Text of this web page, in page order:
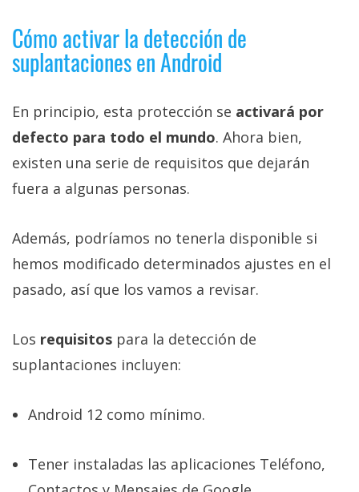
Cómo activar la detección de
suplantaciones en Android
En principio, esta protección se activará por
defecto para todo el mundo. Ahora bien,
existen una serie de requisitos que dejarán
fuera a algunas personas.
Además, podríamos no tenerla disponible si
hemos modificado determinados ajustes en el
pasado, así que los vamos a revisar.
Los requisitos para la detección de
suplantaciones incluyen:
Android 12 como mínimo.
Tener instaladas las aplicaciones Teléfono,